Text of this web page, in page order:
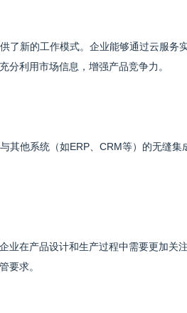
了新的工作模式。企业能够通过云服
分利用市场信息，增强产品竞争力。
其他系统（如ERP、CRM等）的无缝
业在产品设计和生产过程中需要更加
要求。